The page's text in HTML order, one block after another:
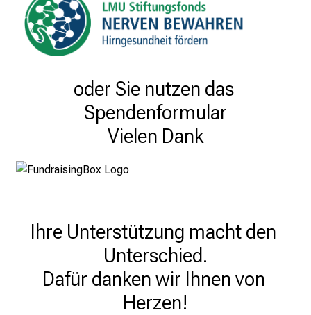
oder Sie nutzen das
Spendenformular
Vielen Dank
Ihre Unterstützung macht den
Unterschied.
Dafür danken wir Ihnen von
Herzen!